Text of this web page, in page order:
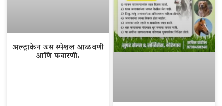
अल्ट्राकेन ऊस स्पेशल आळवणी
आणि फवारणी.